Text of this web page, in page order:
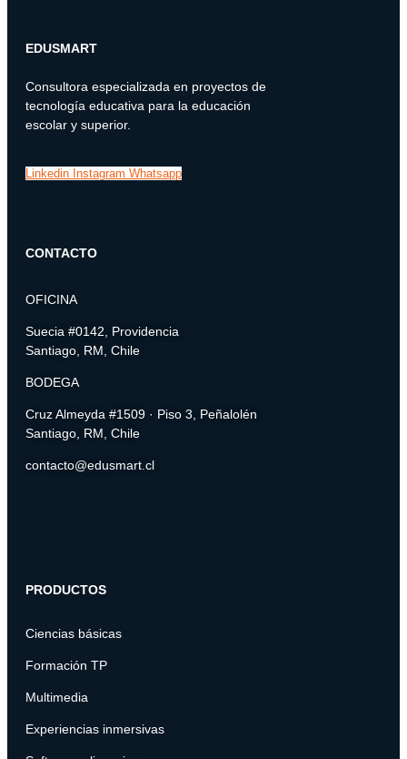
EDUSMART
Consultora especializada en proyectos de
tecnología educativa para la educación
escolar y superior.
Linkedin Instagram Whatsapp
CONTACTO
OFICINA
Suecia #0142, Providencia
Santiago, RM, Chile
BODEGA
Cruz Almeyda #1509 · Piso 3, Peñalolén
Santiago, RM, Chile
contacto@edusmart.cl
PRODUCTOS
Ciencias básicas
Formación TP
Multimedia
Experiencias inmersivas